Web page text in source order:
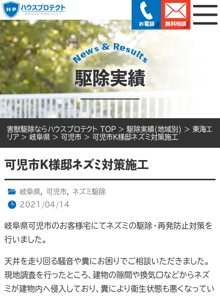
駆除実績
害獣駆除ならハウスプロテクト TOP > 駆除実績(地域別) > 東海エ
リア > 岐阜県 > 可児市 > 可児市K様邸ネズミ対策施工
可児市K様邸ネズミ対策施工
岐阜県, 可児市,
ネズミ駆除
2021/04/14
岐阜県可児市のお客様宅にてネズミの駆除・再発防止対策を
行いました。
天井を走り回る騒音や糞にお困りでご相談いただきました。
現地調査を行ったところ、建物の隙間や換気口などからネズ
ミが建物内へ侵入しており、糞により衛生状態も悪くなってい